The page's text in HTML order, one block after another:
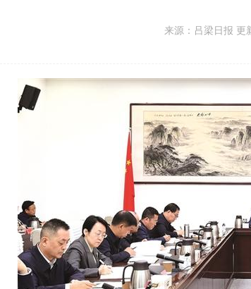
来源： 吕梁日报 更